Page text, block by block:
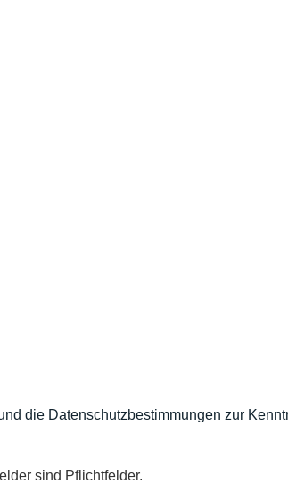
die Datenschutzbestimmungen zur
sind Pflichtfelder.